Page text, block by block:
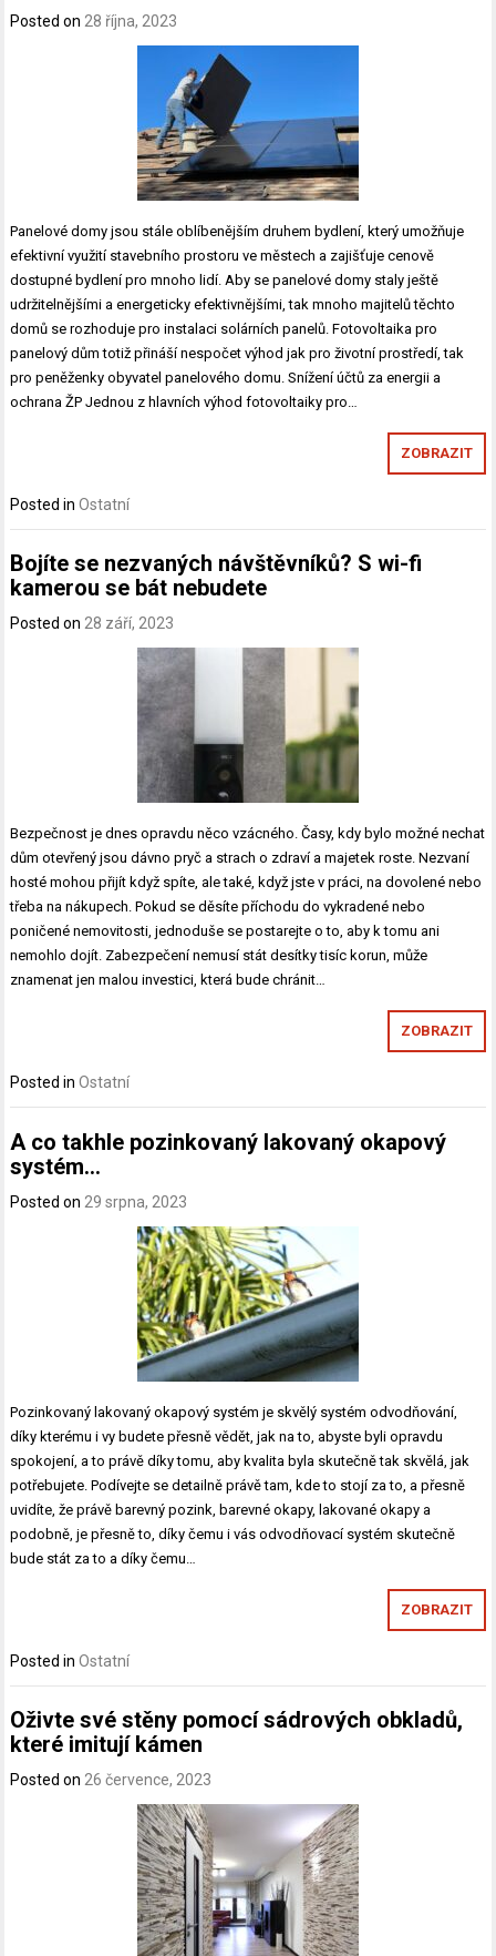
Posted on 28 října, 2023
Panelové domy jsou stále oblíbenějším druhem bydlení, který umožňuje
efektivní využití stavebního prostoru ve městech a zajišťuje cenově
dostupné bydlení pro mnoho lidí. Aby se panelové domy staly ještě
udržitelnějšími a energeticky efektivnějšími, tak mnoho majitelů těchto
domů se rozhoduje pro instalaci solárních panelů. Fotovoltaika pro
panelový dům totiž přináší nespočet výhod jak pro životní prostředí, tak
pro peněženky obyvatel panelového domu. Snížení účtů za energii a
ochrana ŽP Jednou z hlavních výhod fotovoltaiky pro…
ZOBRAZIT
Posted inOstatní
Bojíte se nezvaných návštěvníků? S wi-fi
kamerou se bát nebudete
Posted on28 září, 2023
Bezpečnost je dnes opravdu něco vzácného. Časy, kdy bylo možné nechat
dům otevřený jsou dávno pryč a strach o zdraví a majetek roste. Nezvaní
hosté mohou přijít když spíte, ale také, když jste v práci, na dovolené nebo
třeba na nákupech. Pokud se děsíte příchodu do vykradené nebo
poničené nemovitosti, jednoduše se postarejte o to, aby k tomu ani
nemohlo dojít. Zabezpečení nemusí stát desítky tisíc korun, může
znamenat jen malou investici, která bude chránit…
ZOBRAZIT
Posted inOstatní
A co takhle pozinkovaný lakovaný okapový
systém…
Posted on 29 srpna, 2023
Pozinkovaný lakovaný okapový systém je skvělý systém odvodňování,
díky kterému i vy budete přesně vědět, jak na to, abyste byli opravdu
spokojení, a to právě díky tomu, aby kvalita byla skutečně tak skvělá, jak
potřebujete. Podívejte se detailně právě tam, kde to stojí za to, a přesně
uvidíte, že právě barevný pozink, barevné okapy, lakované okapy a
podobně, je přesně to, díky čemu i vás odvodňovací systém skutečně
bude stát za to a díky čemu…
ZOBRAZIT
Posted inOstatní
Oživte své stěny pomocí sádrových obkladů,
které imitují kámen
Posted on26 července, 2023